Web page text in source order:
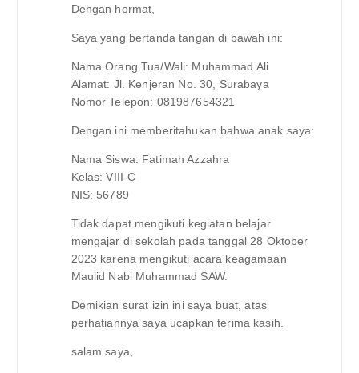
Dengan hormat,
Saya yang bertanda tangan di bawah ini:
Nama Orang Tua/Wali: Muhammad Ali
Alamat: Jl. Kenjeran No. 30, Surabaya
Nomor Telepon: 081987654321
Dengan ini memberitahukan bahwa anak saya:
Nama Siswa: Fatimah Azzahra
Kelas: VIII-C
NIS: 56789
Tidak dapat mengikuti kegiatan belajar
mengajar di sekolah pada tanggal 28 Oktober
2023 karena mengikuti acara keagamaan
Maulid Nabi Muhammad SAW.
Demikian surat izin ini saya buat, atas
perhatiannya saya ucapkan terima kasih.
salam saya,